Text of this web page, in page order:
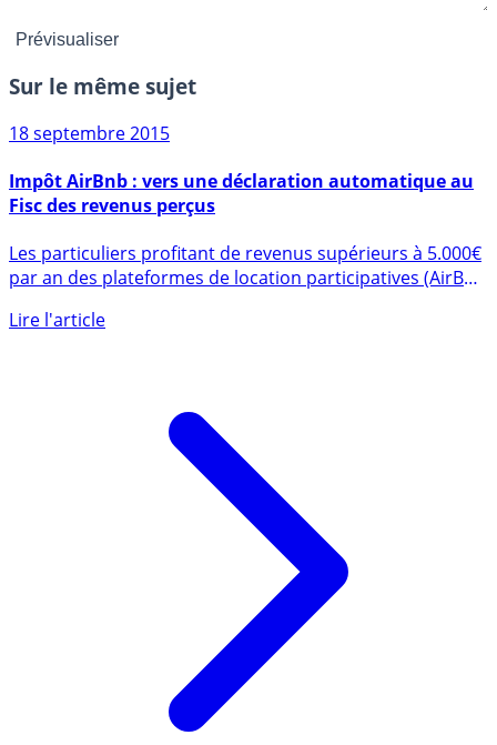
Sur le même sujet
18 septembre 2015
Fisc des revenus perçus
par an des plateformes de location participatives (AirBnb